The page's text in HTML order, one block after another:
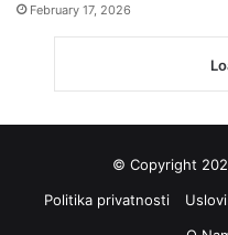
February 17, 2026
© Copyright
Politika privatnosti